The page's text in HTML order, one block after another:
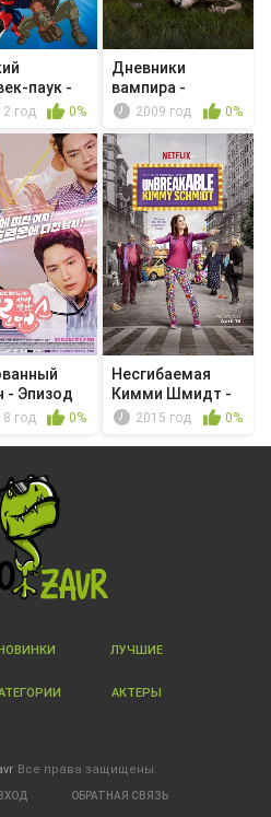
паук -
to the ...
год 0%
Дневники
вампира -
Катерина
2009 год 0%
- Эпизод
30
год 0%
Несгибаемая
Кимми Шмидт -
Sliding Van...
2015 год 0%
ЛУЧШИЕ
АКТЕРЫ
Все права защищены.
ВХОД ОБРАТНАЯ СВЯЗЬ